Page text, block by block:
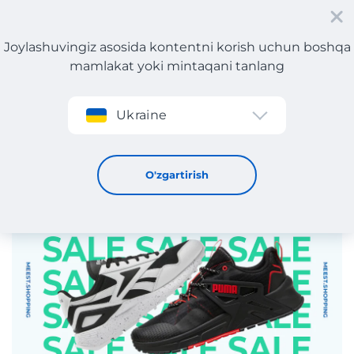
Roʻyxatdan oʻtish
Joylashuvingiz asosida kontentni korish uchun boshqa
mamlakat yoki mintaqani tanlang
Ukraine
O'zgartirish
Reebok va PUMA uchun -50% chegirmalar!